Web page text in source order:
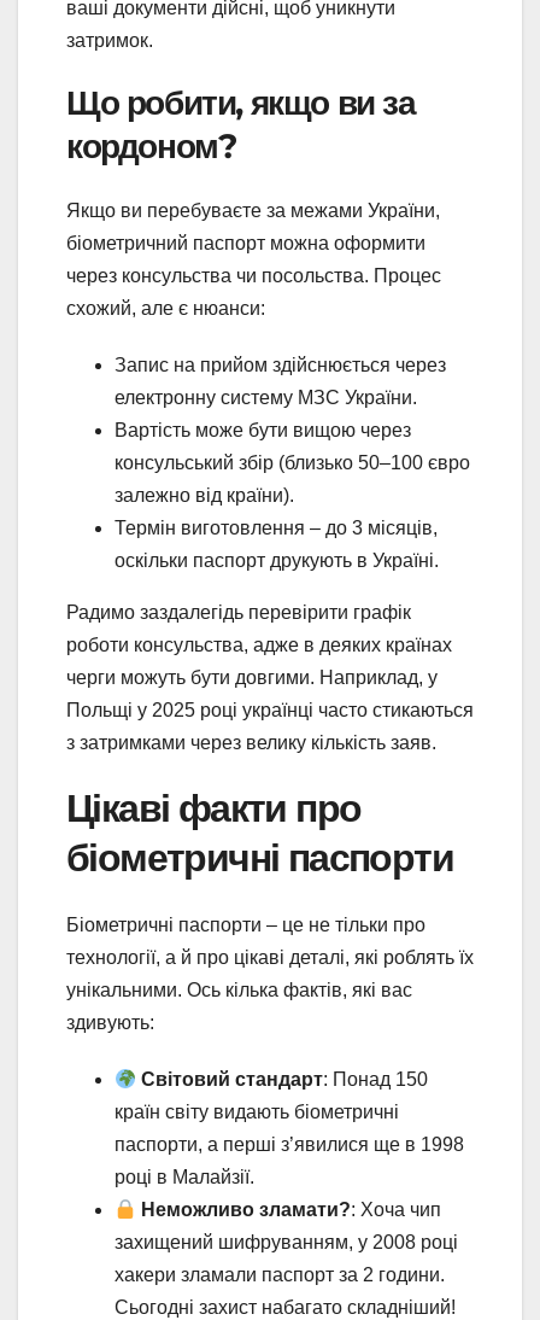
ваші документи дійсні, щоб уникнути
затримок.
Що робити, якщо ви за
кордоном?
Якщо ви перебуваєте за межами України,
біометричний паспорт можна оформити
через консульства чи посольства. Процес
схожий, але є нюанси:
Запис на прийом здійснюється через
електронну систему МЗС України.
Вартість може бути вищою через
консульський збір (близько 50–100 євро
залежно від країни).
Термін виготовлення – до 3 місяців,
оскільки паспорт друкують в Україні.
Радимо заздалегідь перевірити графік
роботи консульства, адже в деяких країнах
черги можуть бути довгими. Наприклад, у
Польщі у 2025 році українці часто стикаються
з затримками через велику кількість заяв.
Цікаві факти про
біометричні паспорти
Біометричні паспорти – це не тільки про
технології, а й про цікаві деталі, які роблять їх
унікальними. Ось кілька фактів, які вас
здивують:
Світовий стандарт: Понад 150
країн світу видають біометричні
паспорти, а перші з’явилися ще в 1998
році в Малайзії.
Неможливо зламати?: Хоча чип
захищений шифруванням, у 2008 році
хакери зламали паспорт за 2 години.
Сьогодні захист набагато складніший!